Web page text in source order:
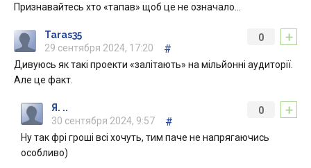
Признавайтесь хто «тапав» щоб це не означало…
+
0
Taras35
29 сентября 2024, 17:20
#
Дивуюсь як такі проекти «залітають» на мільйонні аудиторії.
Але це факт.
+
0
Я. ..
30 сентября 2024, 9:57
#
Ну так фрі гроші всі хочуть, тим паче не напрягаючись
особливо)